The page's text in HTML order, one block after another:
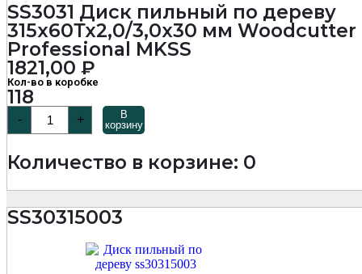
SS3031 Диск пильный по дереву
315х60Тх2,0/3,0х30 мм Woodcutter
Professional MKSS
1821,00 ₽
Кол-во в коробке
118
-
товара
SS3031
пильный
дереву
мм
Woodcutter
Professional
+
В
корзину
Количество в корзине: 0
SS30315003